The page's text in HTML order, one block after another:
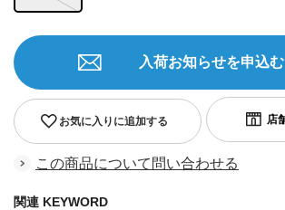
お気に入りに追加する
入荷お知らせを申込む
この商品について問い合わせる
関連 KEYWORD